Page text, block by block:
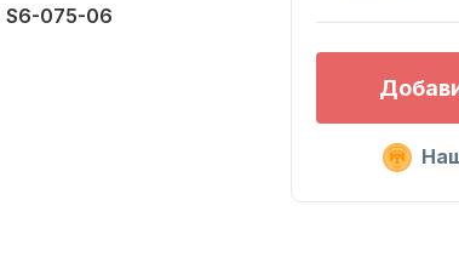
для
моторов
S6-075-06